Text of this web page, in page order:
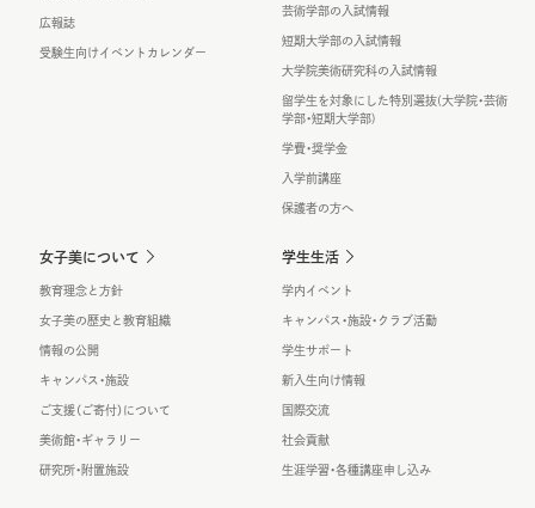
広報誌
受験生向けイベントカレンダー
芸術学部の入試情報
短期大学部の入試情報
大学院美術研究科の入試情報
留学生を対象にした特別選抜(大学院・芸術
学部・短期大学部)
学費・奨学金
入学前講座
保護者の方へ
女子美について
教育理念と方針
女子美の歴史と教育組織
情報の公開
キャンパス・施設
ご支援（ご寄付）について
美術館・ギャラリー
研究所・附置施設
学生生活
学内イベント
キャンパス・施設・クラブ活動
学生サポート
新入生向け情報
国際交流
社会貢献
生涯学習・各種講座申し込み